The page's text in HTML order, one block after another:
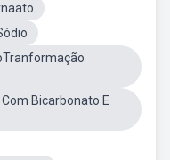
Bicarbonato E